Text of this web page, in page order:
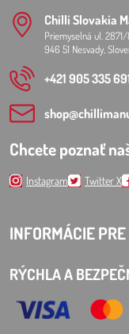
Chilli Slovakia
Priemyselná ul.
946 51 Nesvady,
+421 905 335
Chcete poznať
Instagram Twitter X
INFORMÁCIE
RÝCHLA A